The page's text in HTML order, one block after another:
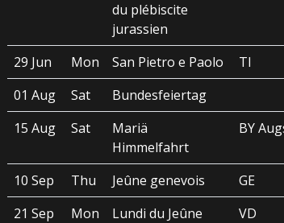
du plébiscite
jurassien
29 Jun Mon San Pietro e Paolo
TI
01 Aug
Sat
Bundesfeiertag
15 Aug
Sat
Mariä
Himmelfahrt
BY
10 Sep Thu Jeûne genevois
GE
21 Sep
Mon
Lundi du Jeûne
VD